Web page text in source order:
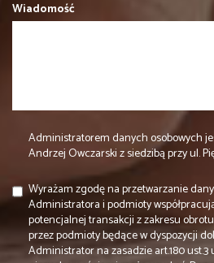
Wiadomość
Administratorem danych osobowych
Andrzej Owczarski z siedzibą przy ul.
Wyrażam zgodę na przetwarzanie
Administratora i podmioty
potencjalnej transakcji z zakresu
przez podmioty będące w dyspozycji
Administrator na zasadzie art.180